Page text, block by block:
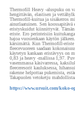
Thermofill Heavy -aluspuku on
hengittävän, elastisen ja
Thermofill-kuitua ja sisäkerros
ainutlaatuinen. Sen
eristyskuidut kiinnittyvät. Tämän
eriste. Ero perinteisiin
hajoa vuosienkaan käytön
kärsimättä. Kun Thermofill-eriste
fleecevuoreen saadaan
käytetyn kankaan eristävyys on
0,83 ja heavy -mallissa 1,97.
vasemmassa käsivarressa,
fleeceresorit kauluksessa,
rakenne helpottaa pukemista,
Takapuolen vetoketju
https://www.ursuit.com/koko-